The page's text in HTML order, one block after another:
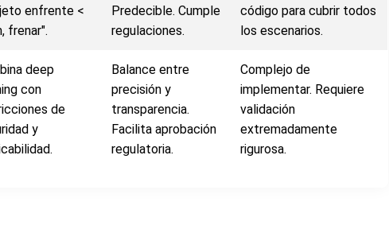
enfrente <
frenar".
Predecible. Cumple
regulaciones.
código para cubrir todos
los escenarios.
deep
con
de
y
Balance entre
precisión y
transparencia.
Facilita aprobación
regulatoria.
Complejo de
implementar. Requiere
validación
extremadamente
rigurosa.